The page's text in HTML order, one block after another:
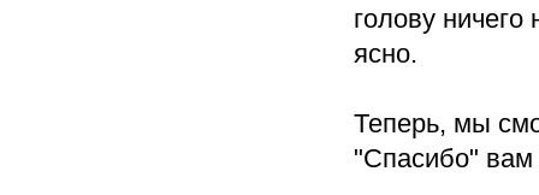
голову
ясно.
Теперь, мы
"Спасибо" вам